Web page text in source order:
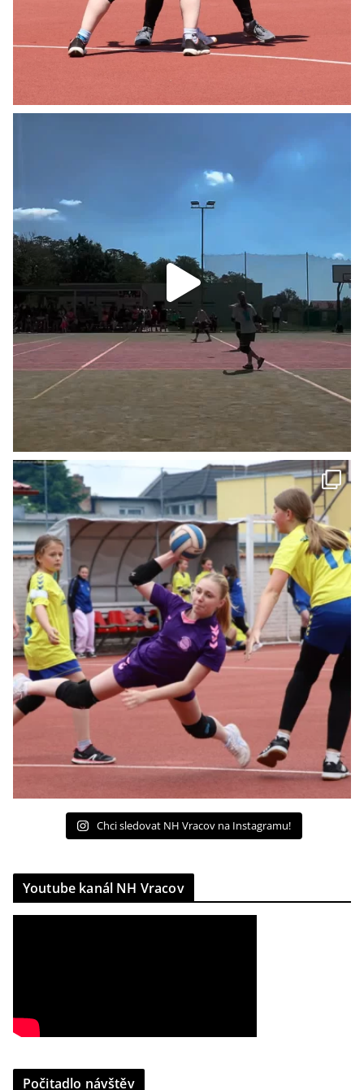
Chci sledovat NH Vracov na Instagramu!
Youtube kanál NH Vracov
Počitadlo návštěv